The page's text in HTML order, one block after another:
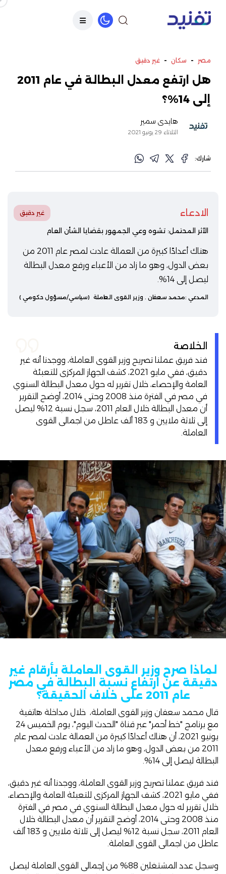
مصر - سكان - غير دقيق
هل ارتفع معدل البطالة في عام 2011
إلى 14%؟
هايدي سمير
الثلاثاء 29 يونيو 2021
شارك:
الادعاء غير دقيق
الأثر المحتمل: تشوه وعي الجمهور بقضايا الشأن العام
هناك أعدادًا كبيرة من العمالة عادت لمصر عام 2011 من
بعض الدول، وهو ما زاد من الأعباء ورفع معدل البطالة
ليصل إلى 14%.
المدعي :محمد سعفان . وزير القوى العاملة (سياسي/مسؤول حكومي )
الخلاصة
فند فريق عملنا تصريح وزير القوى العاملة، ووجدنا أنه غير
دقيق، ففي مايو 2021، كشف الجهاز المركزى للتعبئة
العامة والإحصاء، خلال تقرير له حول معدل البطالة السنوي
في مصر في الفترة منذ 2008 وحتى 2014، أوضح التقرير
أن معدل البطالة خلال العام 2011، سجل نسبة 12% ليصل
إلى ثلاثة ملايين و 183 ألف عاطل من اجمالى القوى
العاملة.
لماذا صرح وزير القوى العاملة بأرقام غير
دقيقة عن ارتفاع نسبة البطالة في مصر
عام 2011 على خلاف الحقيقة؟
قال محمد سعفان وزير القوى العاملة، خلال مداخلة هاتفية
مع برنامج "خط أحمر" عبر قناة "الحدث اليوم"، يوم الخميس 24
يونيو 2021، أن هناك أعدادًا كبيرة من العمالة عادت لمصر عام
2011 من بعض الدول، وهو ما زاد من الأعباء ورفع معدل
البطالة ليصل إلى 14%.
فند فريق عملنا تصريح وزير القوى العاملة، ووجدنا أنه غير دقيق،
ففي مايو 2021، كشف الجهاز المركزى للتعبئة العامة والإحصاء،
خلال تقرير له حول معدل البطالة السنوي في مصر في الفترة
منذ 2008 وحتى 2014، أوضح التقرير أن معدل البطالة خلال
العام 2011، سجل نسبة 12% ليصل إلى ثلاثة ملايين و 183 ألف
عاطل من اجمالى القوى العاملة.
وسجل عدد المشتغلين 88% من إجمالى القوى العاملة ليصل